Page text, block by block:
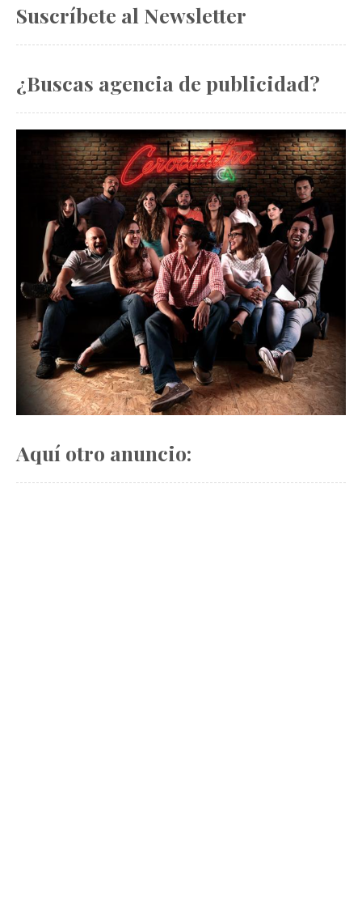
Suscríbete al Newsletter
¿Buscas agencia de publicidad?
Aquí otro anuncio: